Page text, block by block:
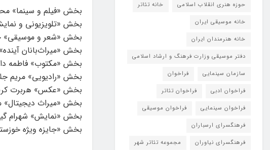
بخش «فیلم و سینما»
بخش «تلویزیونی و
بخش «شعر و موسیقی»
بخش «میراث‌بانان
بخش «مکتوب» فاطمه
بخش «رادیویی» مریم
بخش «عکس» هربرت
بخش «میراث دیجیتال»
بخش «نمایش» شهرام
بخش «جایزه ویژه
حوزه هنری انقلاب اسلامی
خانه تئاتر
خانه موسیقی ایران
خانه هنرمندان ایران
دفتر موسیقی وزارت فرهنگ و ارشاد اسلامی
سازمان سینمایی
فراخوان
فراخوان ادبی
فراخوان تئاتر
فراخوان سینمایی
فراخوان موسیقی
فرهنگسرای ارسباران
فرهنگسرای نیاوران
مجموعه تئاتر شهر